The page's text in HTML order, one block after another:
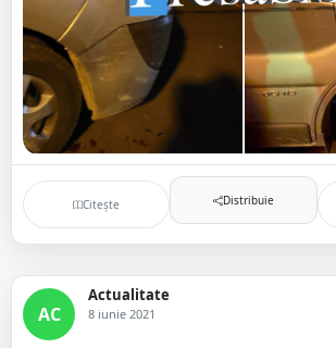
Citește Distribuie
AC
Actualitate
8 iunie 2021